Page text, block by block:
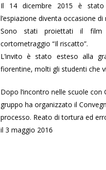
Il 14 dicembre 2015 è stato
l’espiazione diventa occasione di
Sono stati proiettati il film
cortometraggio “Il riscatto”.
L’invito è stato esteso alla
fiorentine, molti gli studenti che
Dopo l’incontro nelle scuole
gruppo ha organizzato il
processo. Reato di tortura ed
il 3 maggio 2016